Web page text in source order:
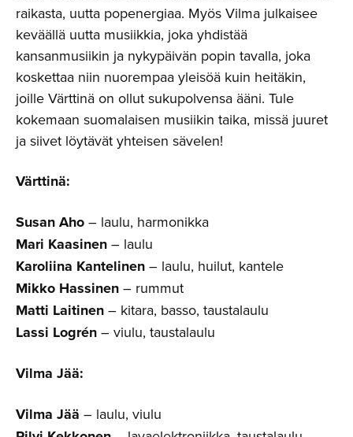
raikasta, uutta popenergiaa. Myös Vilma julkaisee
keväällä uutta musiikkia, joka yhdistää
kansanmusiikin ja nykypäivän popin tavalla, joka
koskettaa niin nuorempaa yleisöä kuin heitäkin,
joille Värttinä on ollut sukupolvensa ääni. Tule
kokemaan suomalaisen musiikin taika, missä juuret
ja siivet löytävät yhteisen sävelen!
Värttinä:
Susan Aho – laulu, harmonikka
Mari Kaasinen – laulu
Karoliina Kantelinen – laulu, huilut, kantele
Mikko Hassinen – rummut
Matti Laitinen – kitara, basso, taustalaulu
Lassi Logrén – viulu, taustalaulu
Vilma Jää:
Vilma Jää – laulu, viulu